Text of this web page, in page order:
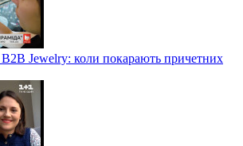
B2B Jewelry: коли покарають причетних